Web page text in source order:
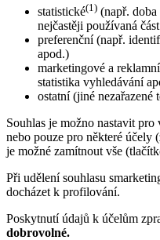
statistické(1) (např. doba
nejčastěji používaná
preferenční (např.
apod.)
marketingové a
statistika vyhledávání
ostatní (jiné nezařazené
Souhlas je možno nastavit
nebo pouze pro některé účely
je možné zamítnout vše
Při udělení souhlasu
docházet k profilování.
Poskytnutí údajů k účelům
dobrovolné.